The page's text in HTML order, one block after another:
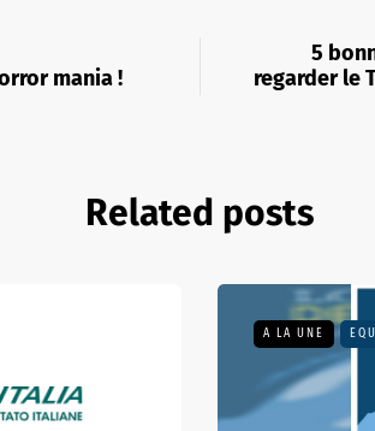
mania !
5
regarder le
Related posts
A LA UNE